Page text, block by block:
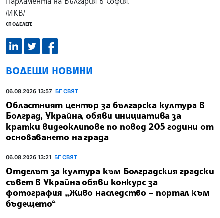
/ИКВ/
СПОДЕЛЕТЕ
ВОДЕЩИ НОВИНИ
06.08.2026 13:57 БГ СВЯТ
Областният център за българска култура в
Болград, Украйна, обяви инициатива за
кратки видеоклипове по повод 205 години от
основаването на града
06.08.2026 13:21 БГ СВЯТ
Отделът за култура към Болградския градски
съвет в Украйна обяви конкурс за
фотография „Живо наследство – портал към
бъдещето“